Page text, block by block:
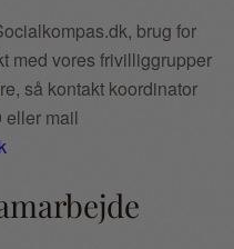
brug for
med vores frivilliggrupper
så kontakt koordinator
eller mail